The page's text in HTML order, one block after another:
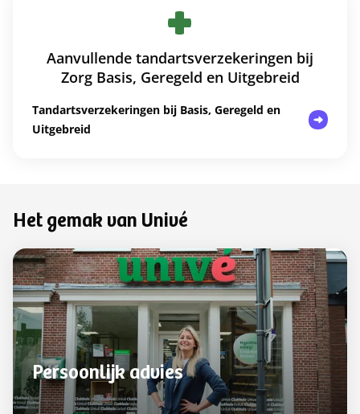
Aanvullende tandartsverzekeringen bij
Zorg Basis, Geregeld en Uitgebreid
Tandartsverzekeringen bij Basis, Geregeld en
Uitgebreid
Het gemak van Univé
Persoonlijk advies